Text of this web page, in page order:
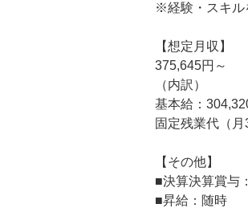
※経験・スキル
【想定月収】
375,645円～
（内訳）
基本給：
固定残業代（
【その他】
■決算決算賞与
■昇給：随時